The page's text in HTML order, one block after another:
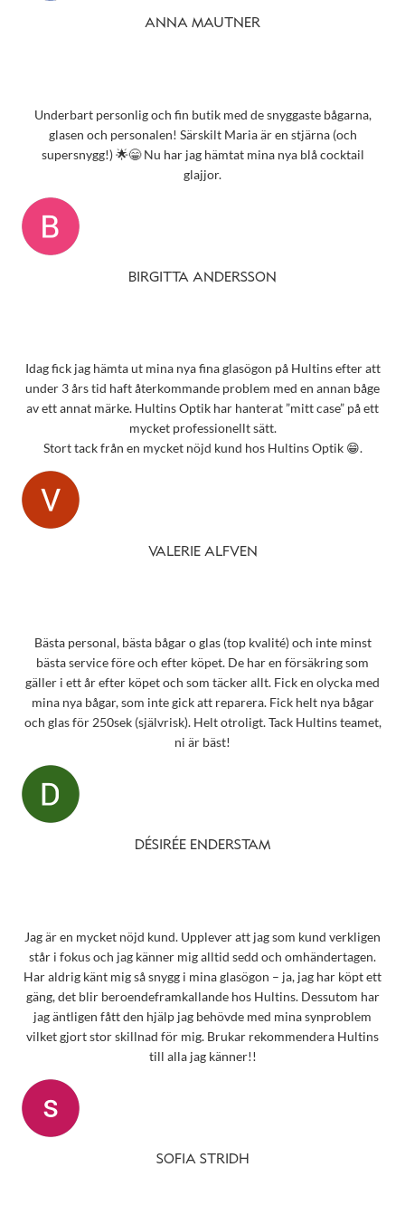
ANNA MAUTNER
Underbart personlig och fin butik med de snyggaste bågarna,
glasen och personalen! Särskilt Maria är en stjärna (och
supersnygg!) 🌟😁 Nu har jag hämtat mina nya blå cocktail
glajjor.
BIRGITTA ANDERSSON
Idag fick jag hämta ut mina nya fina glasögon på Hultins efter att
under 3 års tid haft återkommande problem med en annan båge
av ett annat märke. Hultins Optik har hanterat ”mitt case” på ett
mycket professionellt sätt.
Stort tack från en mycket nöjd kund hos Hultins Optik 😁.
VALERIE ALFVEN
Bästa personal, bästa bågar o glas (top kvalité) och inte minst
bästa service före och efter köpet. De har en försäkring som
gäller i ett år efter köpet och som täcker allt. Fick en olycka med
mina nya bågar, som inte gick att reparera. Fick helt nya bågar
och glas för 250sek (självrisk). Helt otroligt. Tack Hultins teamet,
ni är bäst!
DÉSIRÉE ENDERSTAM
Jag är en mycket nöjd kund. Upplever att jag som kund verkligen
står i fokus och jag känner mig alltid sedd och omhändertagen.
Har aldrig känt mig så snygg i mina glasögon – ja, jag har köpt ett
gäng, det blir beroendeframkallande hos Hultins. Dessutom har
jag äntligen fått den hjälp jag behövde med mina synproblem
vilket gjort stor skillnad för mig. Brukar rekommendera Hultins
till alla jag känner!!
SOFIA STRIDH